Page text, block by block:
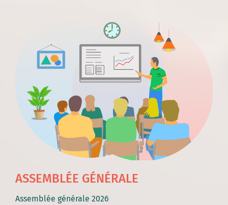
ASSEMBLÉE GÉNÉRALE
Assemblée générale 2026